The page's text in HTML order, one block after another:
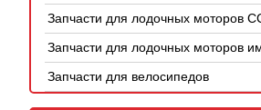
Запчасти для лодочных моторов
Запчасти для лодочных моторов
Запчасти для велосипедов